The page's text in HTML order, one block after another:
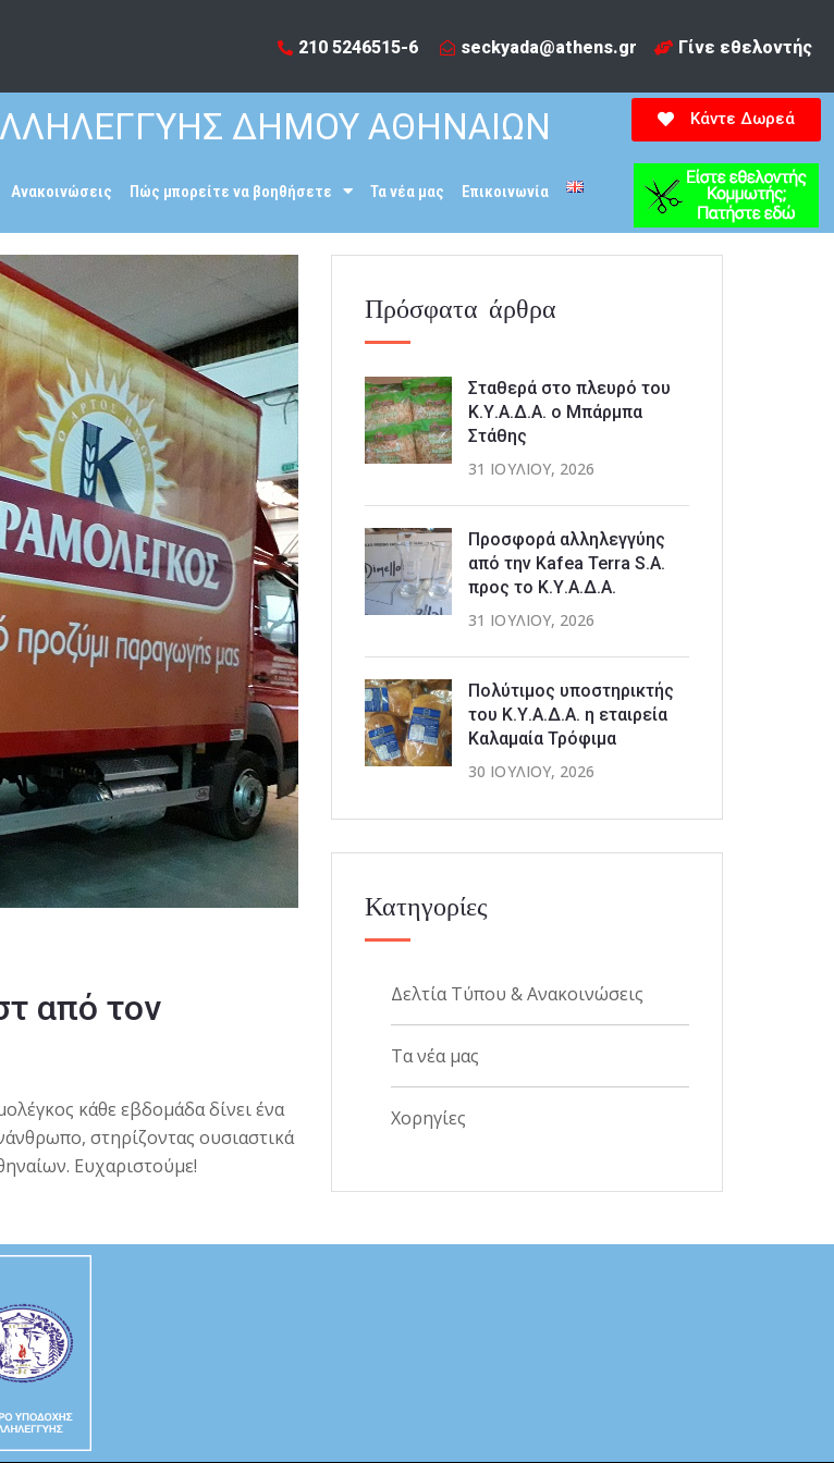
210 5246515-6​ seckyada@athens.gr Γίνε εθελοντής
ΔΗΜΟΥ ΑΘΗΝΑΙΩΝ
Ανακοινώσεις Πώς μπορείτε να βοηθήσετε Τα νέα μας Επικοινωνία
Κάντε Δωρεά
από τον
κάθε εβδομάδα δίνει ένα
στηρίζοντας ουσιαστικά
Ευχαριστούμε!
Πρόσφατα άρθρα
Σταθερά στο πλευρό του
Κ.Υ.Α.Δ.Α. ο Μπάρμπα
Στάθης
31 ΙΟΥΛΊΟΥ, 2026
Προσφορά αλληλεγγύης
από την Kafea Terra S.A.
προς το Κ.Υ.Α.Δ.Α.
31 ΙΟΥΛΊΟΥ, 2026
Πολύτιμος υποστηρικτής
του Κ.Υ.Α.Δ.Α. η εταιρεία
Καλαμαία Τρόφιμα
30 ΙΟΥΛΊΟΥ, 2026
Κατηγορίες
Δελτία Τύπου & Ανακοινώσεις
Τα νέα μας
Χορηγίες